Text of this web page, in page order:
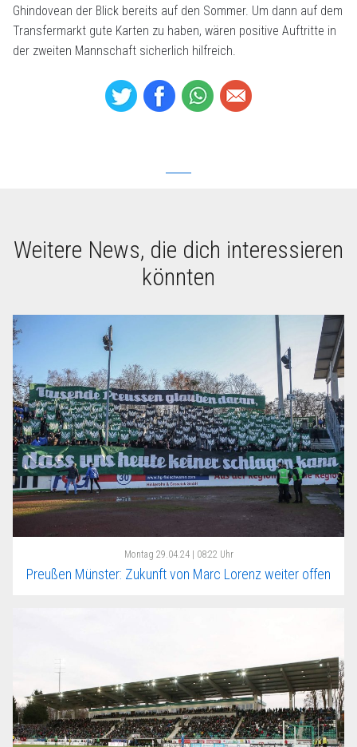
Ghindovean der Blick bereits auf den Sommer. Um dann auf dem
Transfermarkt gute Karten zu haben, wären positive Auftritte in
der zweiten Mannschaft sicherlich hilfreich.
Weitere News, die dich interessieren
könnten
Montag 29.04.24 | 08:22 Uhr
Preußen Münster: Zukunft von Marc Lorenz weiter offen